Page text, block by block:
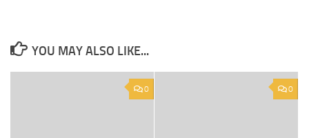
YOU MAY ALSO LIKE...
0 0